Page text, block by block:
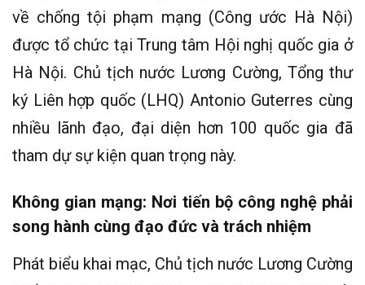
về chống tội phạm mạng (Công ước Hà Nội)
được tổ chức tại Trung tâm Hội nghị quốc gia ở
Hà Nội. Chủ tịch nước Lương Cường, Tổng thư
ký Liên hợp quốc (LHQ) Antonio Guterres cùng
nhiều lãnh đạo, đại diện hơn 100 quốc gia đã
tham dự sự kiện quan trọng này.
Không gian mạng: Nơi tiến bộ công nghệ phải
song hành cùng đạo đức và trách nhiệm
Phát biểu khai mạc, Chủ tịch nước Lương Cường